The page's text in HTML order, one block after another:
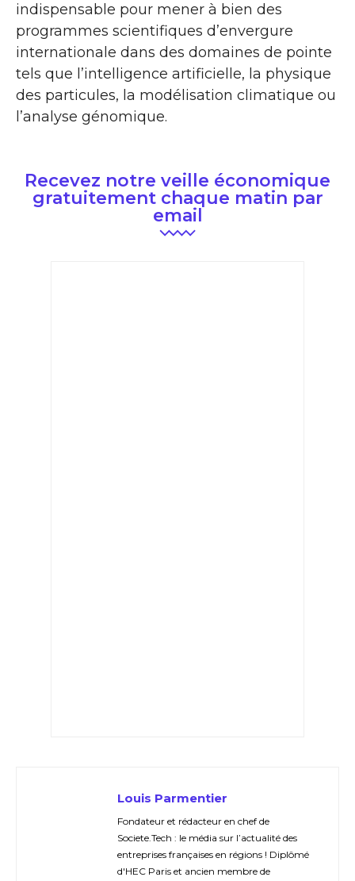
indispensable pour mener à bien des
programmes scientifiques d’envergure
internationale dans des domaines de pointe
tels que l’intelligence artificielle, la physique
des particules, la modélisation climatique ou
l’analyse génomique.
Recevez notre veille économique
gratuitement chaque matin par
email
Louis Parmentier
Fondateur et rédacteur en chef de
Societe.Tech : le média sur l’actualité des
entreprises françaises en régions ! Diplômé
d'HEC Paris et ancien membre de